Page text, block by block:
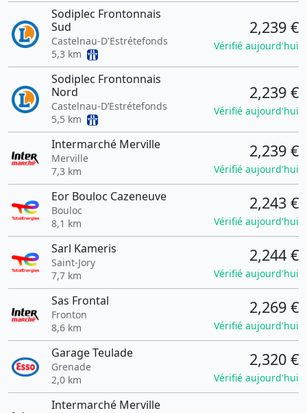
Sodiplec Frontonnais
Sud
Castelnau-D'Estrétefonds
5,3 km
2,239 €
Vérifié aujourd'hui
Sodiplec Frontonnais
Nord
Castelnau-D’Estrétefonds
5,5 km
2,239 €
Vérifié aujourd'hui
Intermarché Merville
Merville
7,3 km
2,239 €
Vérifié aujourd'hui
Eor Bouloc Cazeneuve
Bouloc
8,1 km
2,243 €
Vérifié aujourd'hui
Sarl Kameris
Saint-Jory
7,7 km
2,244 €
Vérifié aujourd'hui
Sas Frontal
Fronton
8,6 km
2,269 €
Vérifié aujourd'hui
Garage Teulade
Grenade
2,0 km
2,320 €
Vérifié aujourd'hui
Intermarché Merville